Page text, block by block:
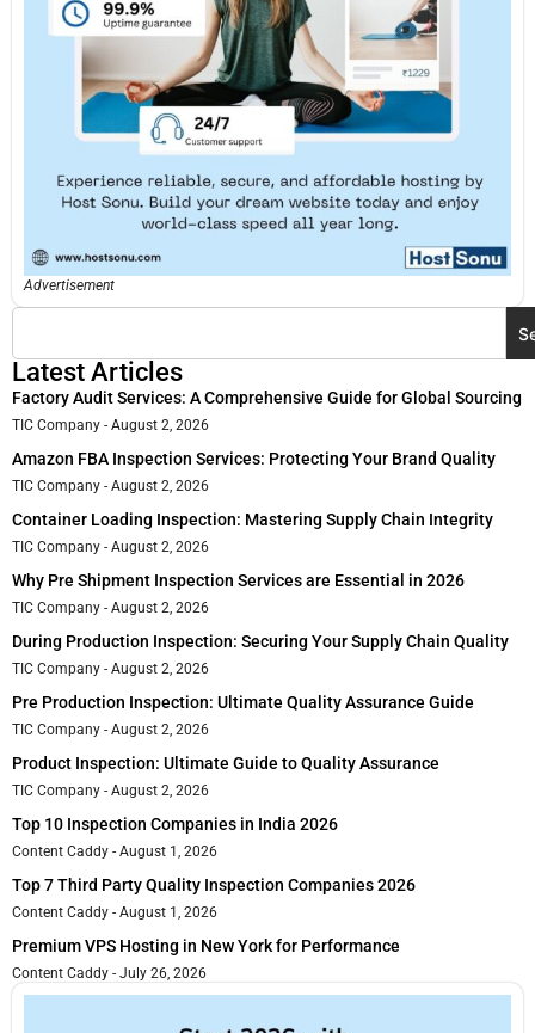
Advertisement
Latest Articles
Factory Audit Services: A Comprehensive Guide for Global Sourcing
TIC Company August 2, 2026
Amazon FBA Inspection Services: Protecting Your Brand Quality
TIC Company August 2, 2026
Container Loading Inspection: Mastering Supply Chain Integrity
TIC Company August 2, 2026
Why Pre Shipment Inspection Services are Essential in 2026
TIC Company August 2, 2026
During Production Inspection: Securing Your Supply Chain Quality
TIC Company August 2, 2026
Pre Production Inspection: Ultimate Quality Assurance Guide
TIC Company August 2, 2026
Product Inspection: Ultimate Guide to Quality Assurance
TIC Company August 2, 2026
Top 10 Inspection Companies in India 2026
Content Caddy August 1, 2026
Top 7 Third Party Quality Inspection Companies 2026
Content Caddy August 1, 2026
Premium VPS Hosting in New York for Performance
Content Caddy July 26, 2026